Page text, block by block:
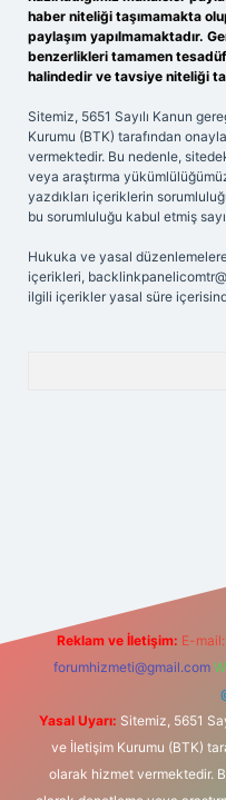
haber niteliği taşımamakta
paylaşım yapılmamaktadır.
benzerlikleri tamamen
halindedir ve tavsiye niteliği
Sitemiz, 5651 Sayılı Kanun
Kurumu (BTK) tarafından
vermektedir. Bu nedenle,
veya araştırma
yazdıkları içeriklerin
bu sorumluluğu kabul etmiş
Hukuka ve yasal
içerikleri,
ilgili içerikler yasal süre
Reklam ve İletişim: E-mail:
forumhizmeti@gmail.com
Yasal Uyarı: Sitemiz, 5651
ve İletişim Kurumu (BTK)
olarak hizmet vermektedir.